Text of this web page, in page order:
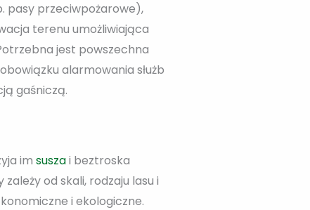
pasy przeciwpożarowe),
terenu umożliwiająca
jest powszechna
alarmowania służb
gaśniczą.
im suszai beztroska
od skali, rodzaju lasu i
i ekologiczne.